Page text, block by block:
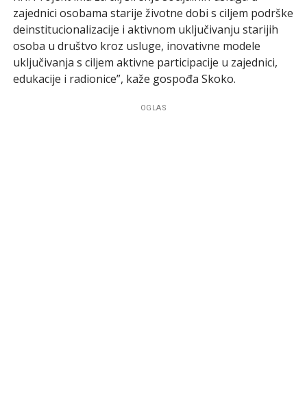
zajednici osobama starije životne dobi s ciljem podrške
deinstitucionalizacije i aktivnom uključivanju starijih
osoba u društvo kroz usluge, inovativne modele
uključivanja s ciljem aktivne participacije u zajednici,
edukacije i radionice”, kaže gospođa Skoko.
OGLAS